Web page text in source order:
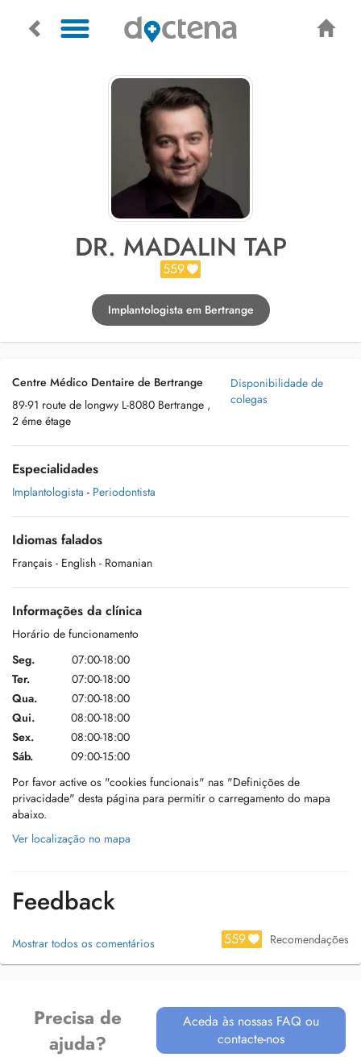
DR. MADALIN TAP
559
Implantologista em Bertrange
Centre Médico Dentaire de Bertrange
89-91 route de longwy L-8080 Bertrange ,
2 éme étage
Disponibilidade de
colegas
Especialidades
Implantologista - Periodontista
Idiomas falados
Français - English - Romanian
Informações da clínica
Horário de funcionamento
Seg.
07:00-18:00
Ter.
07:00-18:00
Qua.
07:00-18:00
Qui.
08:00-18:00
Sex.
08:00-18:00
Sáb.
09:00-15:00
Por favor active os "cookies funcionais" nas "Definições de
privacidade" desta página para permitir o carregamento do mapa
abaixo.
Ver localização no mapa
Feedback
Mostrar todos os comentários 559 Recomendações
Precisa de
ajuda?
Aceda às nossas FAQ ou
contacte-nos